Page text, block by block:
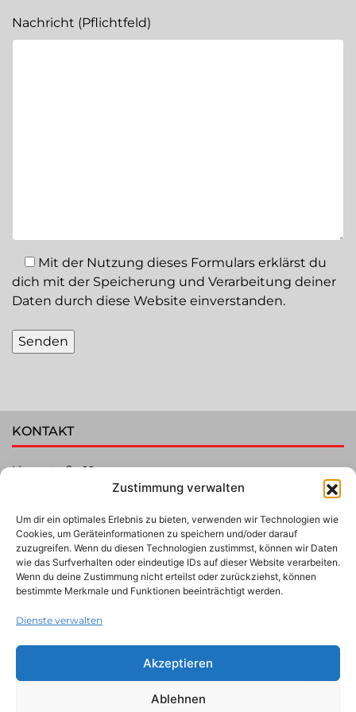
Zustimmung verwalten
Um dir ein optimales Erlebnis zu bieten, verwenden wir Technologien wie
Cookies, um Geräteinformationen zu speichern und/oder darauf
zuzugreifen. Wenn du diesen Technologien zustimmst, können wir Daten
wie das Surfverhalten oder eindeutige IDs auf dieser Website verarbeiten.
Wenn du deine Zustimmung nicht erteilst oder zurückziehst, können
bestimmte Merkmale und Funktionen beeinträchtigt werden.
Dienste verwalten
Akzeptieren
Ablehnen
Nachricht (Pflichtfeld)
Mit der Nutzung dieses Formulars erklärst du
dich mit der Speicherung und Verarbeitung deiner
Daten durch diese Website einverstanden.
KONTAKT
Lippestraße 10
44579 Castrop-Rauxel
+49 2361 35552
info@floorpox.de
KARRIERE
Bewirb dich jetzt!
Wir sind ständig auf der Suche nach Verstärkung.
Bewirb dich jetzt unterinfo@floorpox.de